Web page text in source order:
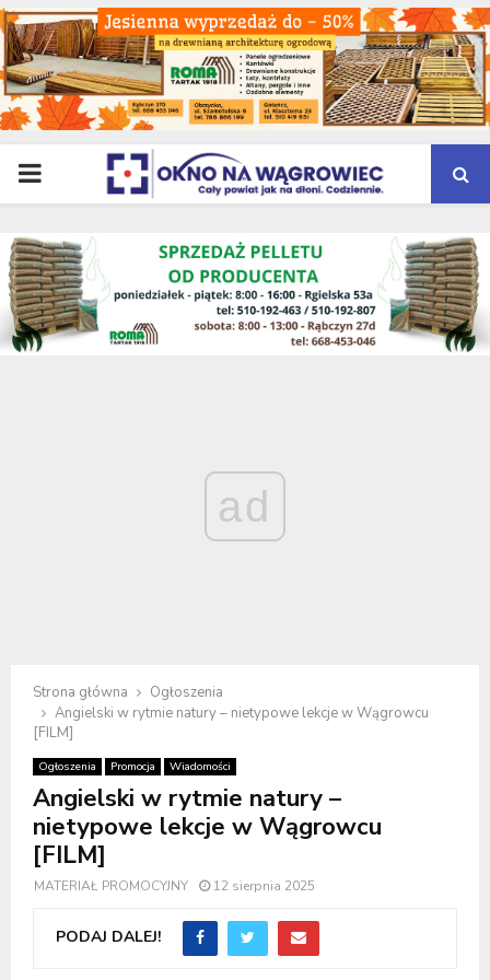
PRIMARY
MENU
ad
Strona główna
Ogłoszenia
Angielski w rytmie natury – nietypowe lekcje w Wągrowcu
[FILM]
Ogłoszenia Promocja Wiadomości
Angielski w rytmie natury –
nietypowe lekcje w Wągrowcu
[FILM]
MATERIAŁ PROMOCYJNY 12 sierpnia 2025
PODAJ DALEJ!